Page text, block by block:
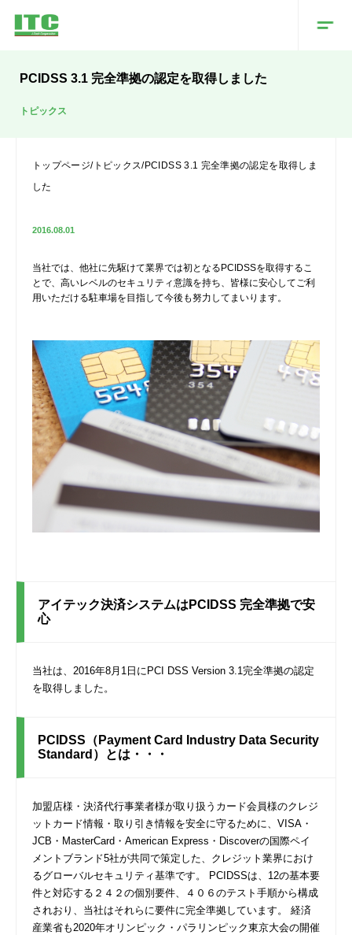
PCIDSS 3.1 完全準拠の認定を取得しました
トピックス
トップページ/トピックス/PCIDSS 3.1 完全準拠の認定を取得しま
した
2016.08.01
当社では、他社に先駆けて業界では初となるPCIDSSを取得するこ
とで、高いレベルのセキュリティ意識を持ち、皆様に安心してご利
用いただける駐車場を目指して今後も努力してまいります。
アイテック決済システムはPCIDSS 完全準拠で安
心
当社は、2016年8月1日にPCI DSS Version 3.1完全準拠の認定
を取得しました。
PCIDSS（Payment Card Industry Data Security
Standard）とは・・・
加盟店様・決済代行事業者様が取り扱うカード会員様のクレジ
ットカード情報・取り引き情報を安全に守るために、VISA・
JCB・MasterCard・American Express・Discoverの国際ペイ
メントブランド5社が共同で策定した、クレジット業界におけ
るグローバルセキュリティ基準です。 PCIDSSは、12の基本要
件と対応する２４２の個別要件、４０６のテスト手順から構成
されおり、当社はそれらに要件に完全準拠しています。 経済
産業省も2020年オリンピック・パラリンピック東京大会の開催